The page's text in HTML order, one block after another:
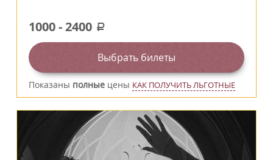
1000-2400 a
Выбрать билеты
Показаны полные цены КАК ПОЛУЧИТЬ ЛЬГОТНЫЕ